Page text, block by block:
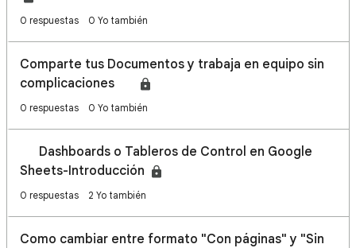
0 respuestas 0 Yo también
Comparte tus Documentos y trabaja en equipo sin
complicaciones 🤝
0 respuestas 0 Yo también
📈 Dashboards o Tableros de Control en Google
Sheets-Introducción
0 respuestas 2 Yo también
Como cambiar entre formato "Con páginas" y "Sin